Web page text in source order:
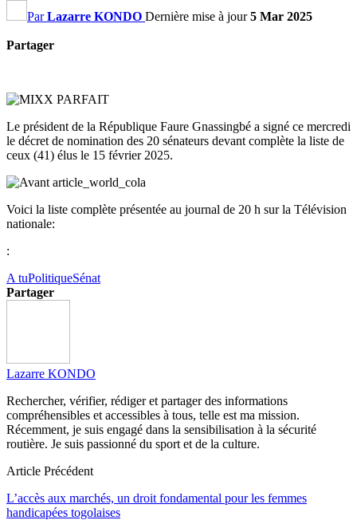
ParLazarre KONDO Dernière mise à jour5 Mar 2025
Partager
Le président de la République Faure Gnassingbé a signé ce mercredi
le décret de nomination des 20 sénateurs devant complète la liste de
ceux (41) élus le 15 février 2025.
Voici la liste complète présentée au journal de 20 h sur la Télévision
nationale:
:
A tuPolitiqueSénat
Partager
Lazarre KONDO
Rechercher, vérifier, rédiger et partager des informations
compréhensibles et accessibles à tous, telle est ma mission.
Récemment, je suis engagé dans la sensibilisation à la sécurité
routière. Je suis passionné du sport et de la culture.
Article Précédent
L’accès aux marchés, un droit fondamental pour les femmes
handicapées togolaises